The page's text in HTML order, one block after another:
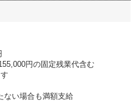
円の固定残業代含む
ない場合も満額支給